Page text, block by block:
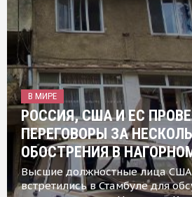
В МИРЕ
РОССИЯ, США И ЕС
ПЕРЕГОВОРЫ ЗА
ОБОСТРЕНИЯ В
Высшие должностные лица
встретились в Стамбуле для